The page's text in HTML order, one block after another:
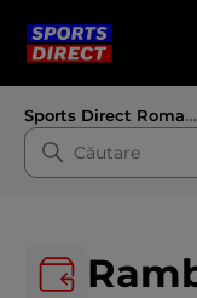
Sports Direct Romania